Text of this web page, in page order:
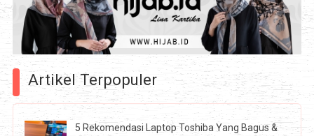
Artikel Terpopuler
5 Rekomendasi Laptop Toshiba Yang Bagus &